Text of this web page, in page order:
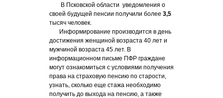
В Псковской области уведомления о
своей будущей пенсии получили более 3,5
тысяч человек.
Информирование производится в день
достижения женщиной возраста 40 лет и
мужчиной возраста 45 лет. В
информационном письме ПФР граждане
могут ознакомиться с условиями получения
права на страховую пенсию по старости,
узнать, сколько еще стажа необходимо
получить до выхода на пенсию, а также